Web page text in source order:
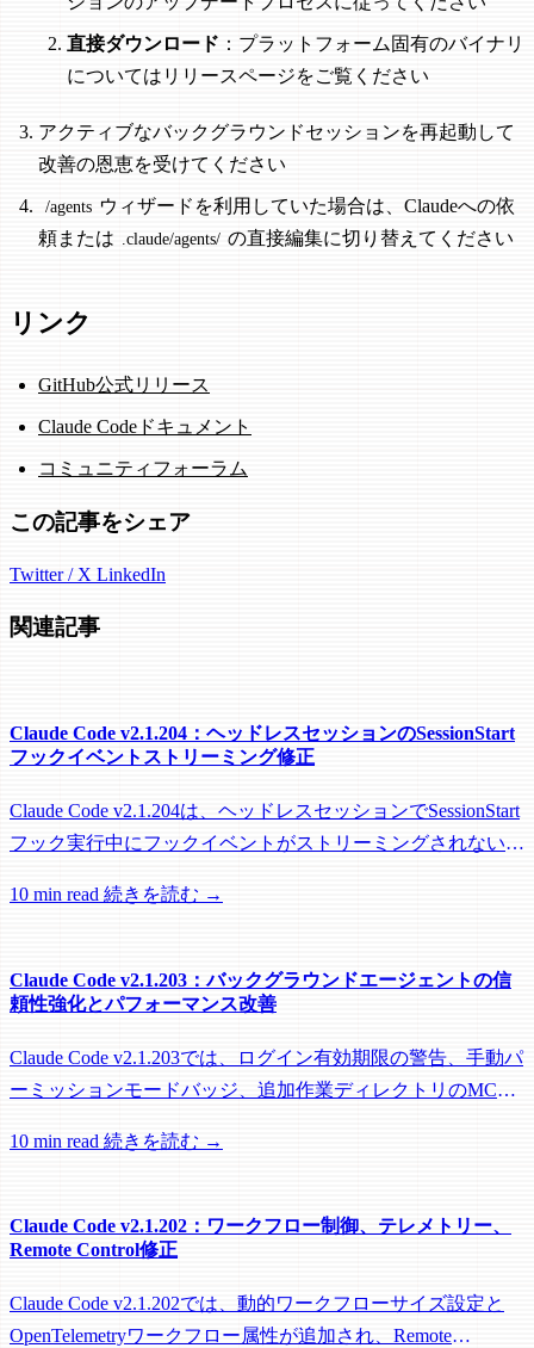
直接ダウンロード ：プラットフォーム固有のバイナリ
についてはリリースページをご覧ください
アクティブなバックグラウンドセッションを再起動して
改善の恩恵を受けてください
/agents ウィザードを利用していた場合は、Claudeへの依
頼または
.claude/agents/ の直接編集に切り替えてください
リンク
GitHub公式リリース
Claude Codeドキュメント
コミュニティフォーラム
この記事をシェア
Twitter / X LinkedIn
関連記事
Claude Code v2.1.204：ヘッドレスセッションのSessionStart
フックイベントストリーミング修正
Claude Code v2.1.204は、ヘッドレスセッションでSessionStart
フック実行中にフックイベントがストリーミングされない問
収されるのを防ぐメンテナンスリリースです。
10 min read 続きを読む →
Claude Code v2.1.203：バックグラウンドエージェントの信
頼性強化とパフォーマンス改善
Claude Code v2.1.203では、ログイン有効期限の警告、手動パ
ーミッションモードバッジ、追加作業ディレクトリのMCP
パフォーマンスに関する多数の修正が含まれています。
10 min read 続きを読む →
Claude Code v2.1.202：ワークフロー制御、テレメトリー、
Remote Control修正
Claude Code v2.1.202では、動的ワークフローサイズ設定と
OpenTelemetryワークフロー属性が追加され、Remote